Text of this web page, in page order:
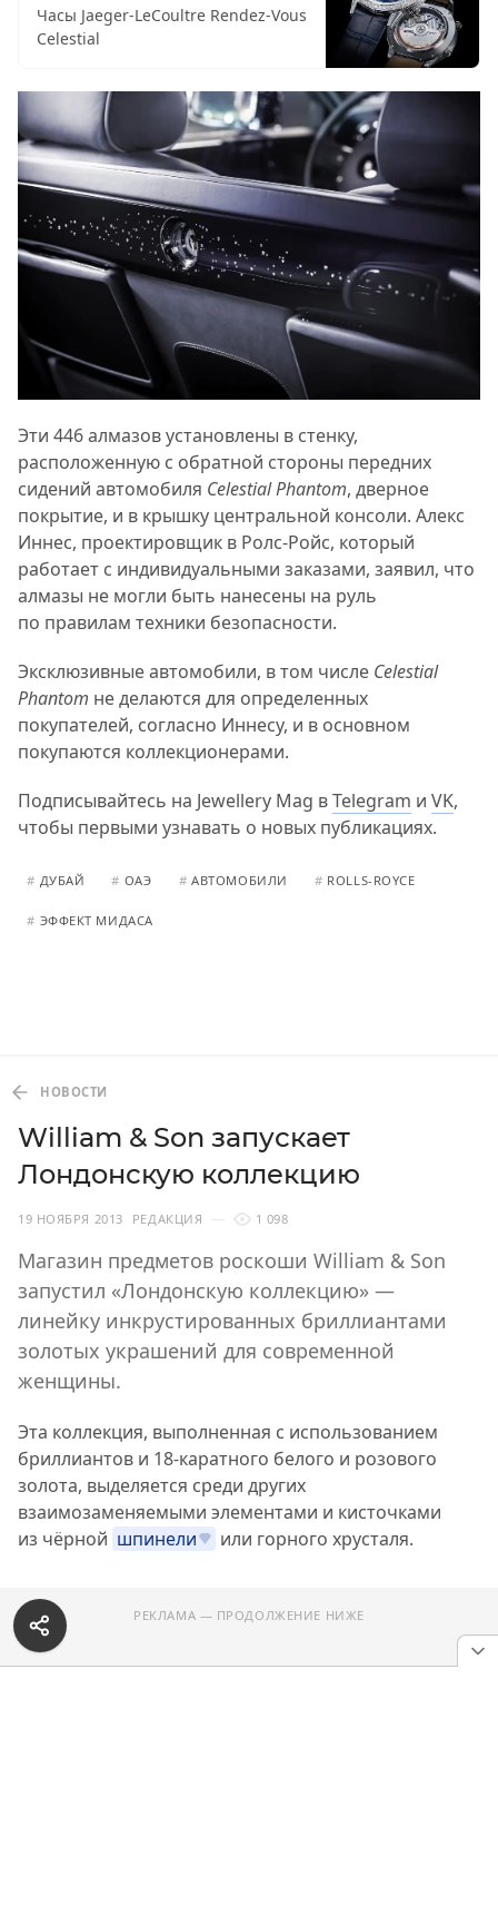
Часы Jaeger-LeCoultre Rendez-Vous
Celestial
Эти 446 алмазов установлены в стенку,
расположенную с обратной стороны передних
сидений автомобиля Celestial Phantom, дверное
покрытие, и в крышку центральной консоли. Алекс
Иннес, проектировщик в Ролс-Ройс, который
работает с индивидуальными заказами, заявил, что
алмазы не могли быть нанесены на руль
по правилам техники безопасности.
Эксклюзивные автомобили, в том числе Celestial
Phantom не делаются для определенных
покупателей, согласно Иннесу, и в основном
покупаются коллекционерами.
Подписывайтесь на Jewellery Mag вTelegram и VK,
чтобы первыми узнавать о новых публикациях.
# ДУБАЙ # ОАЭ # АВТОМОБИЛИ # ROLLS-ROYCE
# ЭФФЕКТ МИДАСА
НОВОСТИ
William & Son запускает
Лондонскую коллекцию
19 НОЯБРЯ 2013 РЕДАКЦИЯ 1 098
Магазин предметов роскоши William & Son
запустил «Лондонскую коллекцию» —
линейку инкрустированных бриллиантами
золотых украшений для современной
женщины.
Эта коллекция, выполненная с использованием
бриллиантов и 18-каратного белого и розового
золота, выделяется среди других
взаимозаменяемыми элементами и кисточками
из чёрной шпинели или горного хрусталя.
РЕКЛАМА — ПРОДОЛЖЕНИЕ НИЖЕ